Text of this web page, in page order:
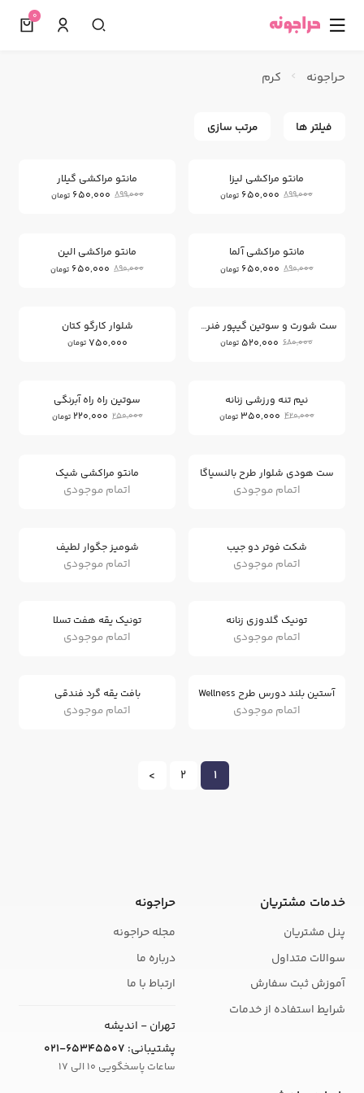
☰
0
حراجونه کرم
فیلتر ها مرتب سازی
مانتو مراکشی لیزا
899,000
650,000 تومان
مانتو مراکشی گیلار
899,000
650,000 تومان
مانتو مراکشی آلما
890,000
650,000 تومان
مانتو مراکشی الین
890,000
650,000 تومان
ست شورت و سوتین گیپور فنردار
680,000
520,000 تومان
شلوار کارگو کتان
750,000 تومان
نیم تنه ورزشی زنانه
420,000
350,000 تومان
سوتین راه راه آبرنگی
250,000
220,000 تومان
ست هودی شلوار طرح بالنسیاگا
اتمام موجودی
مانتو مراکشی شیک
اتمام موجودی
شکت فوتر دو جیب
اتمام موجودی
شومیز جگوار لطیف
اتمام موجودی
تونیک گلدوزی زنانه
اتمام موجودی
تونیک یقه هفت تسلا
اتمام موجودی
آستین بلند دورس طرح Wellness
اتمام موجودی
بافت یقه گرد فندقی
اتمام موجودی
1
2
>
خدمات مشتریان
پنل مشتریان
سوالات متداول
آموزش ثبت سفارش
شرایط استفاده از خدمات
حراجونه
مجله حراجونه
درباره ما
ارتباط با ما
تهران - اندیشه
پشتیبانی: 021-65345507
ساعات پاسخگویی 10 الی 17